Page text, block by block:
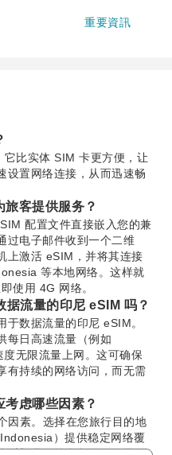
重要資訊
比实体 SIM 卡更方便，让
设置网络连接，从而迅速畅
客提供服务？
配置文件直接嵌入您的兼
过电子邮件收到一个二维
上激活 eSIM，并将其连接
等本地网络。这样就
使用 4G 网络。
流量的印尼 eSIM 吗？
于数据流量的印尼 eSIM。
每日高速流量（例如
无限流量上网。这可确保
有持续的网络访问，而无需
虑哪些因素？
因素。选择在您旅行目的地
）提供稳定网络覆